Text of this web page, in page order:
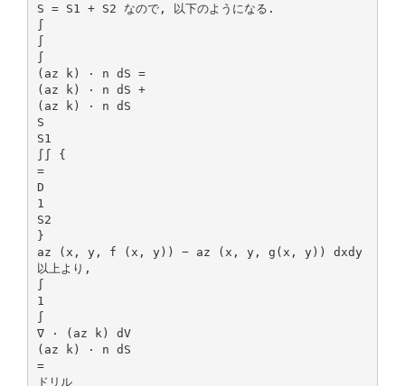
S = S1 + S2 なので, 以下のようになる.
∫
∫
∫
(az k) · n dS =
(az k) · n dS +
(az k) · n dS
S
S1
∫∫ {
=
D
1
S2
}
az (x, y, f (x, y)) − az (x, y, g(x, y)) dxdy
以上より,
∫
1
∫
∇ · (az k) dV
(az k) · n dS
=
ドリル